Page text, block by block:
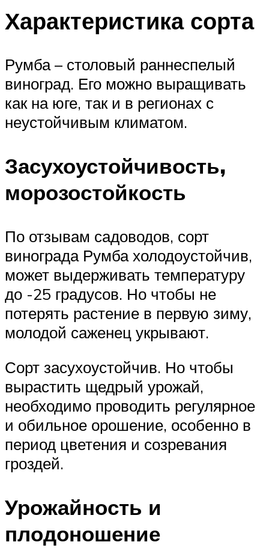
Характеристика сорта
Румба – столовый раннеспелый
виноград. Его можно выращивать
как на юге, так и в регионах с
неустойчивым климатом.
Засухоустойчивость,
морозостойкость
По отзывам садоводов, сорт
винограда Румба холодоустойчив,
может выдерживать температуру
до -25 градусов. Но чтобы не
потерять растение в первую зиму,
молодой саженец укрывают.
Сорт засухоустойчив. Но чтобы
вырастить щедрый урожай,
необходимо проводить регулярное
и обильное орошение, особенно в
период цветения и созревания
гроздей.
Урожайность и
плодоношение